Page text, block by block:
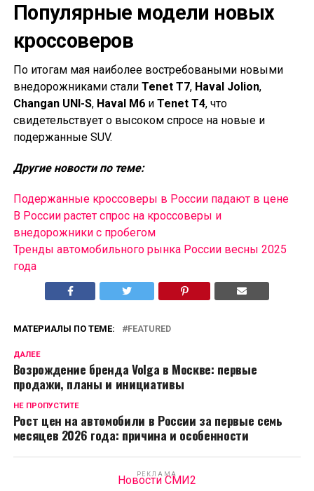
Популярные модели новых
кроссоверов
По итогам мая наиболее востребоваными новыми
внедорожниками стали Tenet T7, Haval Jolion,
Changan UNI-S, Haval M6и Tenet T4, что
свидетельствует о высоком спросе на новые и
подержанные SUV.
Другие новости по теме:
Подержанные кроссоверы в России падают в цене
В России растет спрос на кроссоверы и
внедорожники с пробегом
Тренды автомобильного рынка России весны 2025
года
МАТЕРИАЛЫ ПО ТЕМЕ: FEATURED
ДАЛЕЕ
Возрождение бренда Volga в Москве: первые
продажи, планы и инициативы
НЕ ПРОПУСТИТЕ
Рост цен на автомобили в России за первые семь
месяцев 2026 года: причина и особенности
РЕКЛАМА
Новости СМИ2